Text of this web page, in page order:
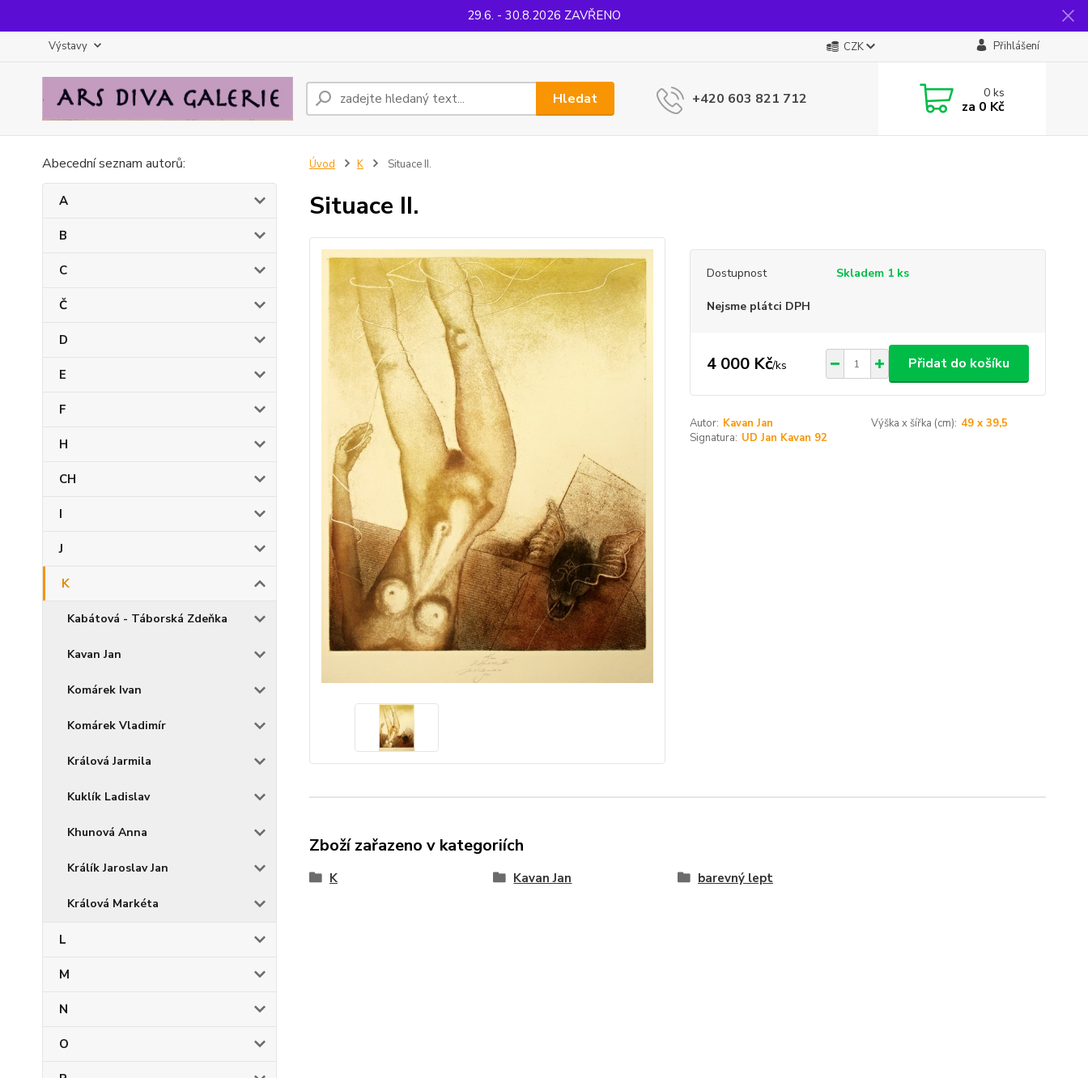
29.6. - 30.8.2026 ZAVŘENO
Výstavy CZK Přihlášení
Hledat +420 603 821 712 0ks
za 0 Kč
Abecední seznam autorů:
A
B
C
Č
D
E
F
H
CH
I
J
K
Kabátová - Táborská Zdeňka
Kavan Jan
Komárek Ivan
Komárek Vladimír
Králová Jarmila
Kuklík Ladislav
Khunová Anna
Králík Jaroslav Jan
Králová Markéta
L
M
N
O
Úvod K Situace II.
Situace II.
Dostupnost Skladem 1 ks
Nejsme plátci DPH
4 000 Kč/ks Přidat do košíku
Autor: Kavan Jan Výška x šířka (cm): 49 x 39,5
Signatura: UD Jan Kavan 92
Zboží zařazeno v kategoriích
K Kavan Jan barevný lept